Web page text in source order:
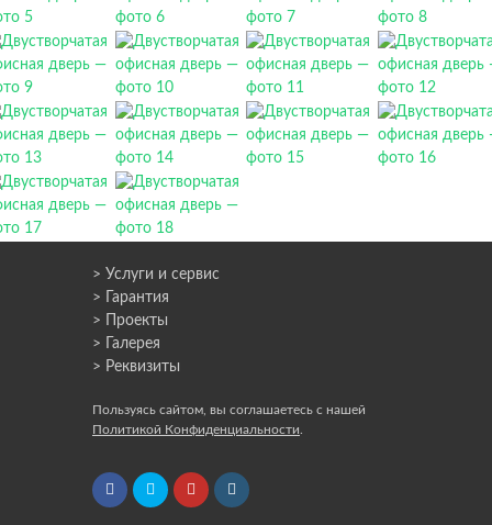
> Услуги и сервис
> Гарантия
> Проекты
> Галерея
> Реквизиты
Пользуясь сайтом, вы соглашаетесь с нашей
Политикой Конфиденциальности